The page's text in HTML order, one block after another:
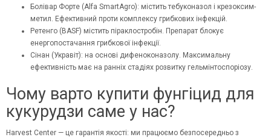
Болівар Форте (Alfa SmartAgro): міститьтебуконазол і крезоксим-
метил. Ефективний проти комплексу грибкових інфекцій.
Ретенго (BASF) містить піраклостробін. Препарат блокує
енергопостачання грибкової інфекції.
Сінан (Укравіт): на основі дифеноконазолу. Максимальну
ефективність має на ранніх стадіях розвитку гельмінтоспоріозу.
Чому варто купити фунгіцид для
кукурудзи саме у нас?
Harvest Center — це гарантія якості: ми працюємо безпосередньо з